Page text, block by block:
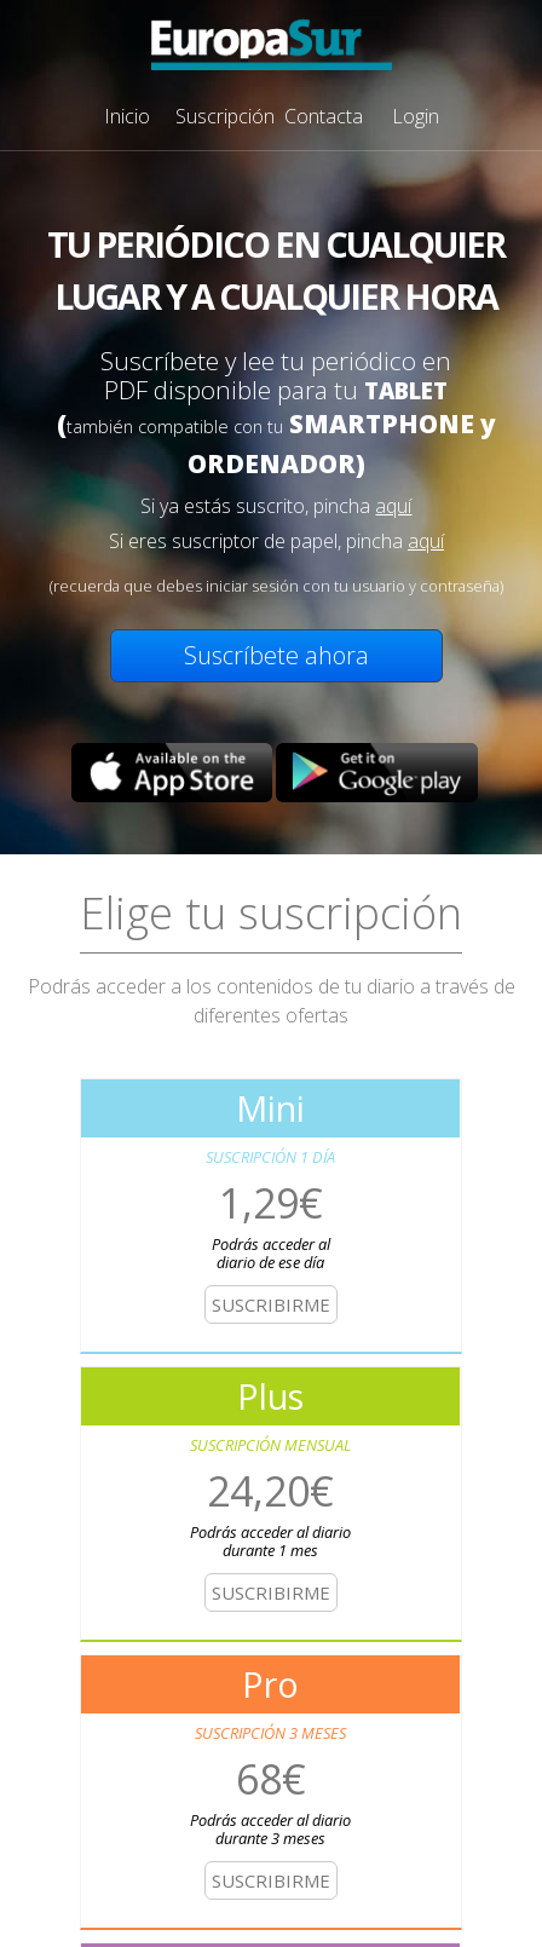
Inicio Suscripción Contacta Login
TU PERIÓDICO EN CUALQUIER
LUGAR Y A CUALQUIER HORA
Suscríbete y lee tu periódico en
PDF disponible para tu TABLET
(también compatible con tu SMARTPHONE y
ORDENADOR)
Si ya estás suscrito, pincha aquí
Si eres suscriptor de papel, pincha aquí
(recuerda que debes iniciar sesión con tu usuario y contraseña)
Suscríbete ahora
Elige tu suscripción
Podrás acceder a los contenidos de tu diario a través de
diferentes ofertas
Mini
SUSCRIPCIÓN 1 DÍA
1,29€
Podrás acceder al
diario de ese día
SUSCRIBIRME
Plus
SUSCRIPCIÓN MENSUAL
24,20€
Podrás acceder al diario
durante 1 mes
SUSCRIBIRME
Pro
SUSCRIPCIÓN 3 MESES
68€
Podrás acceder al diario
durante 3 meses
SUSCRIBIRME